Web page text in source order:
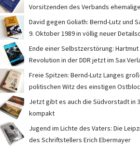
Vorsitzenden des Verbands
David gegen Goliath: Bernd-Lutz und
9. Oktober 1989 in völlig neuer
Ende einer Selbstzerstörung: Hartmut
Revolution in der DDR jetzt im Sax
Freie Spitzen: Bernd-Lutz Langes
politischen Witz des einstigen
Jetzt gibt es auch die Südvorstadt in
kompakt
Jugend im Lichte des Vaters: Die
des Schriftstellers Erich Ebermayer